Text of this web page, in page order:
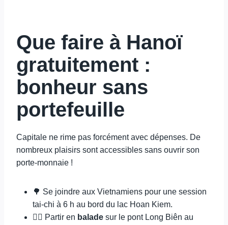
Que faire à Hanoï
gratuitement :
bonheur sans
portefeuille
Capitale ne rime pas forcément avec dépenses. De
nombreux plaisirs sont accessibles sans ouvrir son
porte-monnaie !
🌳 Se joindre aux Vietnamiens pour une session
tai-chi à 6 h au bord du lac Hoan Kiem.
🚶‍♂️ Partir en balade sur le pont Long Biên au